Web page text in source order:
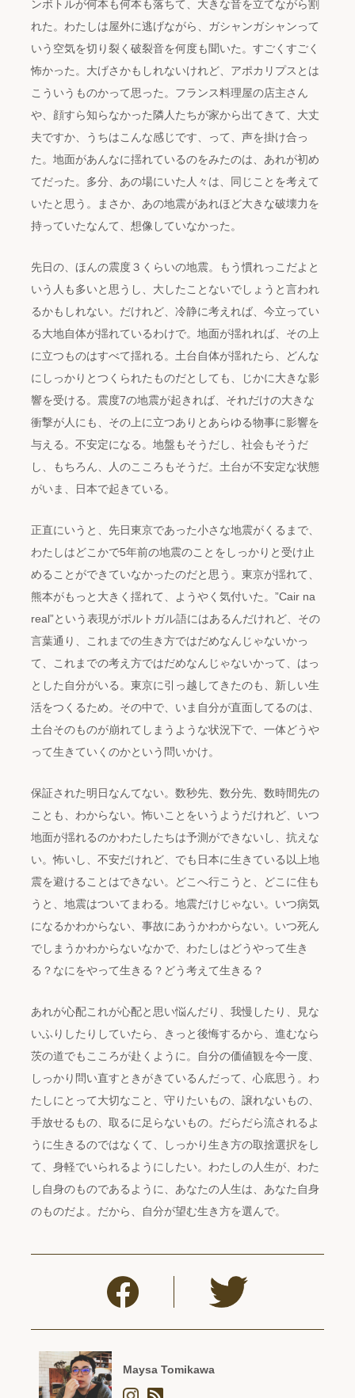
ンボトルが何本も何本も落ちて、大きな音を立てながら割
れた。わたしは屋外に逃げながら、ガシャンガシャンって
いう空気を切り裂く破裂音を何度も聞いた。すごくすごく
怖かった。大げさかもしれないけれど、アポカリプスとは
こういうものかって思った。フランス料理屋の店主さん
や、顔すら知らなかった隣人たちが家から出てきて、大丈
夫ですか、うちはこんな感じです、って、声を掛け合っ
た。地面があんなに揺れているのをみたのは、あれが初め
てだった。多分、あの場にいた人々は、同じことを考えて
いたと思う。まさか、あの地震があれほど大きな破壊力を
持っていたなんて、想像していなかった。
先日の、ほんの震度３くらいの地震。もう慣れっこだよと
いう人も多いと思うし、大したことないでしょうと言われ
るかもしれない。だけれど、冷静に考えれば、今立ってい
る大地自体が揺れているわけで。地面が揺れれば、その上
に立つものはすべて揺れる。土台自体が揺れたら、どんな
にしっかりとつくられたものだとしても、じかに大きな影
響を受ける。震度7の地震が起きれば、それだけの大きな
衝撃が人にも、その上に立つありとあらゆる物事に影響を
与える。不安定になる。地盤もそうだし、社会もそうだ
し、もちろん、人のこころもそうだ。土台が不安定な状態
がいま、日本で起きている。
正直にいうと、先日東京であった小さな地震がくるまで、
わたしはどこかで5年前の地震のことをしっかりと受け止
めることができていなかったのだと思う。東京が揺れて、
熊本がもっと大きく揺れて、ようやく気付いた。”Cair na
real”という表現がポルトガル語にはあるんだけれど、その
言葉通り、これまでの生き方ではだめなんじゃないかっ
て、これまでの考え方ではだめなんじゃないかって、はっ
とした自分がいる。東京に引っ越してきたのも、新しい生
活をつくるため。その中で、いま自分が直面してるのは、
土台そのものが崩れてしまうような状況下で、一体どうや
って生きていくのかという問いかけ。
保証された明日なんてない。数秒先、数分先、数時間先の
ことも、わからない。怖いことをいうようだけれど、いつ
地面が揺れるのかわたしたちは予測ができないし、抗えな
い。怖いし、不安だけれど、でも日本に生きている以上地
震を避けることはできない。どこへ行こうと、どこに住も
うと、地震はついてまわる。地震だけじゃない。いつ病気
になるかわからない、事故にあうかわからない。いつ死ん
でしまうかわからないなかで、わたしはどうやって生き
る？なにをやって生きる？どう考えて生きる？
あれが心配これが心配と思い悩んだり、我慢したり、見な
いふりしたりしていたら、きっと後悔するから、進むなら
茨の道でもこころが赴くように。自分の価値観を今一度、
しっかり問い直すときがきているんだって、心底思う。わ
たしにとって大切なこと、守りたいもの、譲れないもの、
手放せるもの、取るに足らないもの。だらだら流されるよ
うに生きるのではなくて、しっかり生き方の取捨選択をし
て、身軽でいられるようにしたい。わたしの人生が、わた
し自身のものであるように、あなたの人生は、あなた自身
のものだよ。だから、自分が望む生き方を選んで。
Maysa Tomikawa